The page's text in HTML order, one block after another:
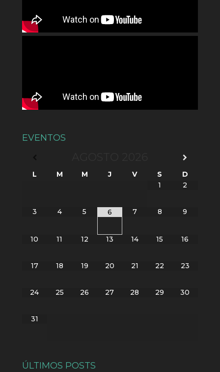
EVENTOS
L M M J V S
D
1
2
3 4 5 6 7 8 9
10 11 12 13 14 15 16
17 18 19 20 21 22 23
24 25 26 27 28 29 30
31
ÚLTIMOS POSTS